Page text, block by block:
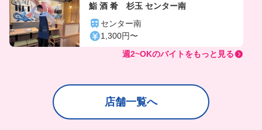
鮨 酒 肴 杉玉 センター南
センター南
1,300円〜
週2~OKのバイトをもっと見る
店舗一覧へ